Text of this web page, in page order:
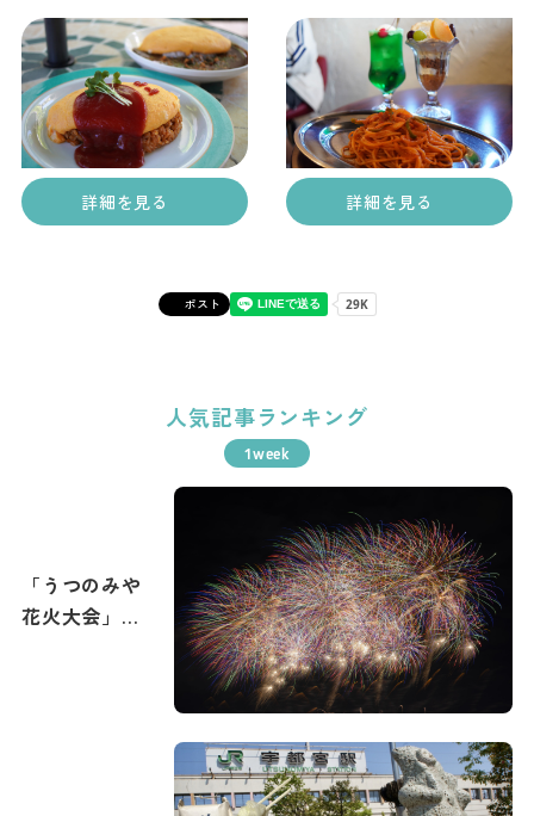
詳細を見る 詳細を見る
人気記事ランキング
「うつのみや
花火大会」攻
ポスト